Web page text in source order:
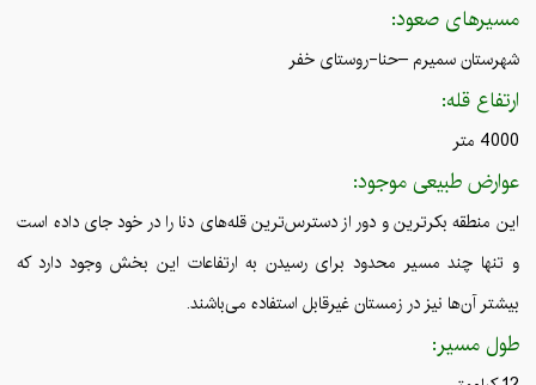
مسیرهای صعود:
شهرستان سمیرم –حنا-روستای خفر
ارتفاع قله:
4000 متر
عوارض طبیعی موجود:
این منطقه بکرترین و دور از دسترس‌ترین قله‌های دنا را در خود جای داده است
و تنها چند مسیر محدود برای رسیدن به ارتفاعات این بخش وجود دارد که
بیشتر آن‌ها نیز در زمستان غیرقابل استفاده می‌باشند.
طول مسیر: